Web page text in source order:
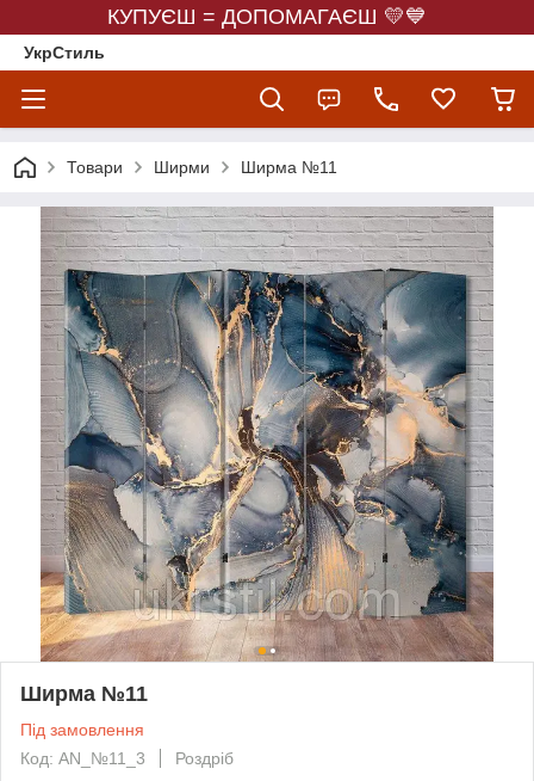
КУПУЄШ = ДОПОМАГАЄШ 💛💙
УкрСтиль
Товари Ширми Ширма №11
Ширма №11
Під замовлення
Код: AN_№11_3
Роздріб